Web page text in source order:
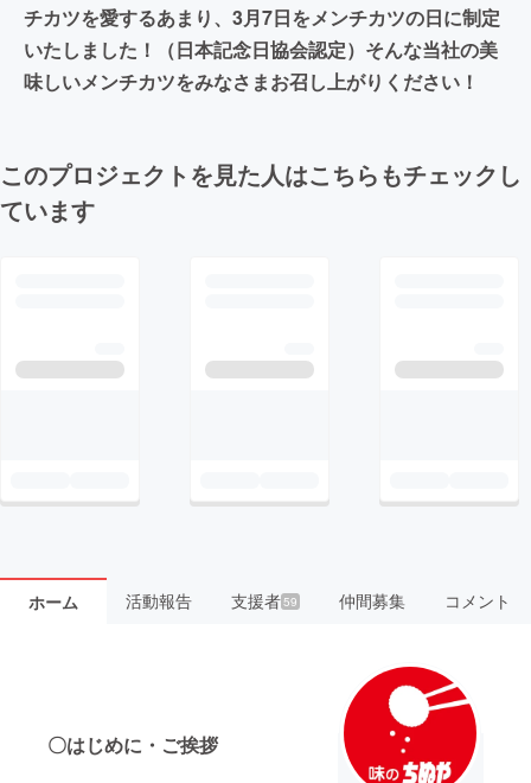
チカツを愛するあまり、3月7日をメンチカツの日に制定
いたしました！（日本記念日協会認定）そんな当社の美
味しいメンチカツをみなさまお召し上がりください！
このプロジェクトを見た人はこちらもチェックし
ています
ホーム 活動報告 支援者59 仲間募集 コメント
〇はじめに・ご挨拶